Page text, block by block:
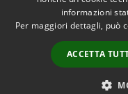
Mappa del sito
Area riservata
amministratori
Portale Dipendente
Comunicazioni Dirigenti
informazioni
Per maggiori dettagli, può
ACCETTA